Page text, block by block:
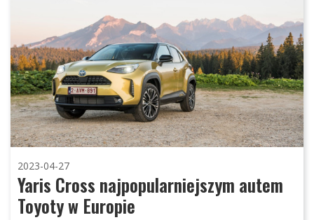
2023-04-27
Yaris Cross najpopularniejszym autem
Toyoty w Europie